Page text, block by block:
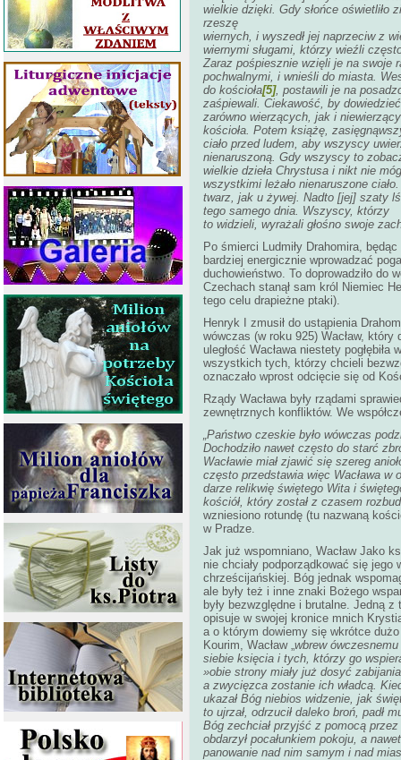
wielkie dzięki. Gdy słońce oświetliło
rzeszę
wiernych, i wyszedł jej naprzeciw z
wiernymi sługami, którzy wieźli
Zaraz pośpiesznie wzięli je na swoje
pochwalnymi, i wnieśli do miasta.
do kościoła[5], postawili je na
zaśpiewali. Ciekawość, by
zarówno wierzących, jak i
kościoła. Potem książę,
ciało przed ludem, aby wszyscy
nienaruszoną. Gdy wszyscy to
wielkie dzieła Chrystusa i nikt nie
wszystkimi leżało nienaruszone
twarz, jak u żywej. Nadto [jej] szaty
tego samego dnia. Wszyscy, którzy
to widzieli, wyrażali głośno swoje
Po śmierci Ludmiły Drahomira,
bardziej energicznie wprowadzać
duchowieństwo. To doprowadziło do
Czechach stanął sam król Niemiec
tego celu drapieżne ptaki).
Henryk I zmusił do ustąpienia
wówczas (w roku 925) Wacław,
uległość Wacława niestety
wszystkich tych, którzy chcieli
oznaczało wprost odcięcie się od
Rządy Wacława były rządami
zewnętrznych konfliktów. We
„Państwo czeskie było wówczas
Dochodziło nawet często do starć
Wacławie miał zjawić się szereg
często przedstawia więc Wacława w
darze relikwię świętego Wita i
kościół, który został z czasem
wzniesiono rotundę (tu nazwaną
w Pradze.
Jak już wspomniano, Wacław Jako
nie chciały podporządkować się
chrześcijańskiej. Bóg jednak
ale były też i inne znaki Bożego
były bezwzględne i brutalne. Jedną
opisuje w swojej kronice mnich
a o którym dowiemy się wkrótce
Kourim, Wacław „wbrew
siebie księcia i tych, którzy go
»obie strony miały już dosyć
a zwycięzca zostanie ich władcą.
ukazał Bóg niebios widzenie, jak
to ujrzał, odrzucił daleko broń, padł
Bóg zechciał przyjść z pomocą
obdarzył pocałunkiem pokoju, a
panowanie nad nim samym i nad